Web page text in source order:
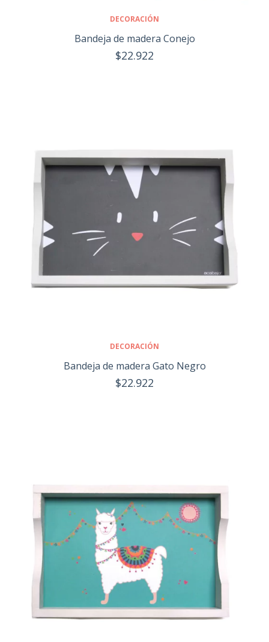
DECORACIÓN
Bandeja de madera Conejo
$22.922
DECORACIÓN
Bandeja de madera Gato Negro
$22.922